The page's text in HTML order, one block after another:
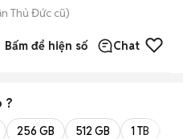
Thủ Đức cũ)
Bấm để hiện số Chat
?
256 GB 512 GB 1 TB